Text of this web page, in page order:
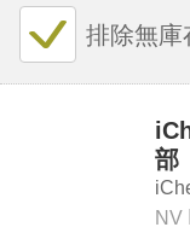
排除無庫
部
折）
NV